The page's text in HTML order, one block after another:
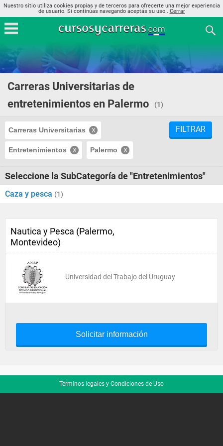
Nuestro sitio utiliza cookies propias y de terceros para ofrecerte una mejor experiencia
de usuario. Si continúas navegando aceptás su uso.. Cerrar
Carreras Universitarias de
entretenimientos en Palermo
(1)
Carreras Universitarias
Entretenimientos Palermo
FILTRAR
Seleccione la SubCategoría de "Entretenimientos"
Caza y pesca (1)
Nautica y Pesca (Palermo,
Montevideo)
Universidad del Trabajo del Uruguay
Solicitar información
Términos legales y Condiciones de Uso